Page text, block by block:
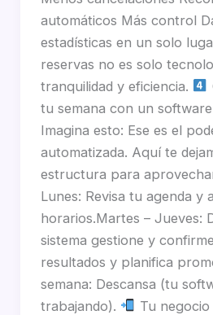
automáticos Más control
estadísticas en un solo
reservas no es solo
tranquilidad y eficiencia.
tu semana con un
Imagina esto: Ese es el
automatizada. Aquí te
estructura para
Lunes: Revisa tu agenda y
horarios.Martes – Jueves:
sistema gestione y
resultados y planifica
semana: Descansa (tu
trabajando).
Tu